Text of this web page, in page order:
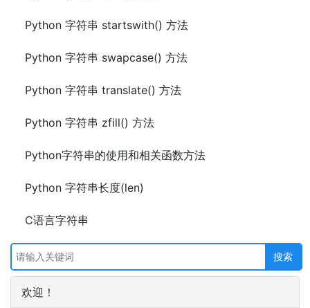
Python 字符串 startswith() 方法
Python 字符串 swapcase() 方法
Python 字符串 translate() 方法
Python 字符串 zfill() 方法
Python字符串的使用和相关函数方法
Python 字符串长度(len)
C语言字符串
欢迎！